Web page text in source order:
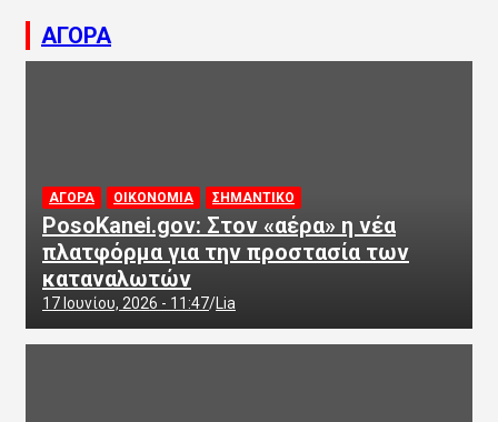
ΑΓΟΡΑ
ΑΓΟΡΑ ΟΙΚΟΝΟΜΙΑ ΣΗΜΑΝΤΙΚΟ
PosoKanei.gov: Στον «αέρα» η νέα
πλατφόρμα για την προστασία των
καταναλωτών
17 Ιουνίου, 2026 - 11:47 Lia